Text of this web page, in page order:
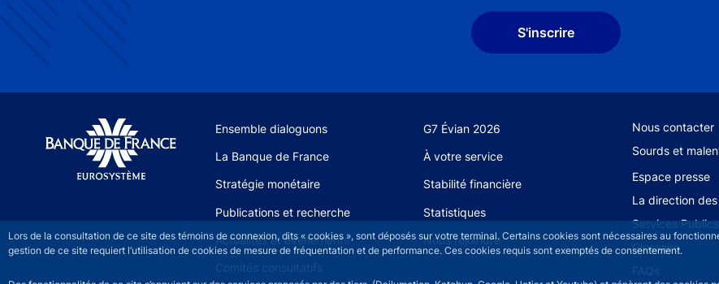
Lors de la consultation de ce site des témoins de connexion, dits « cookies », sont déposés sur votre terminal. Certains cookies sont nécessaires au
gestion de ce site requiert l’utilisation de cookies de mesure de fréquentation et de performance. Ces cookies requis sont exemptés de consentement.
S'inscrire
Site navigation
Ensemble dialoguons G7 Évian 2026
La Banque de France À votre service
Stratégie monétaire Stabilité financière
Publications et recherche Statistiques
Actualités et événements Nous rejoindre
Comités consultatifs
Footer secondary
Nous contacter
Sourds et
Espace presse
La direction
Services
Glossaire
FAQs